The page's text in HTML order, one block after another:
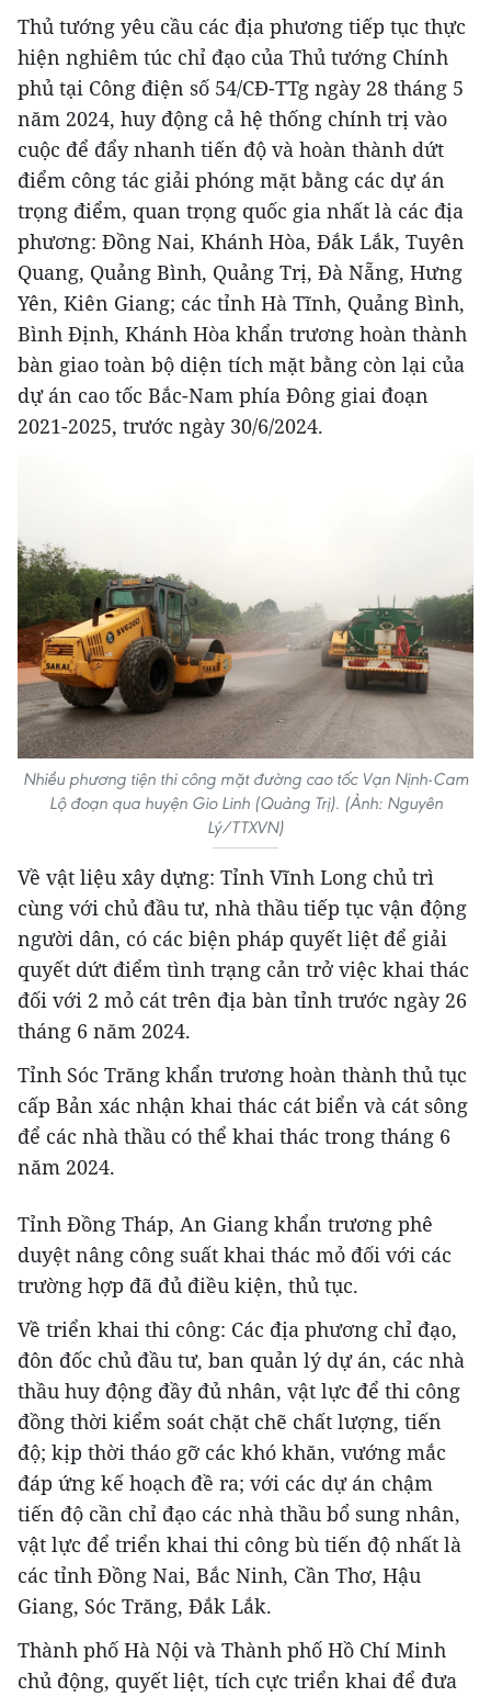
Thủ tướng yêu cầu các địa phương tiếp tục thực
hiện nghiêm túc chỉ đạo của Thủ tướng Chính
phủ tại Công điện số 54/CĐ-TTg ngày 28 tháng 5
năm 2024, huy động cả hệ thống chính trị vào
cuộc để đẩy nhanh tiến độ và hoàn thành dứt
điểm công tác giải phóng mặt bằng các dự án
trọng điểm, quan trọng quốc gia nhất là các địa
phương: Đồng Nai, Khánh Hòa, Đắk Lắk, Tuyên
Quang, Quảng Bình, Quảng Trị, Đà Nẵng, Hưng
Yên, Kiên Giang; các tỉnh Hà Tĩnh, Quảng Bình,
Bình Định, Khánh Hòa khẩn trương hoàn thành
bàn giao toàn bộ diện tích mặt bằng còn lại của
dự án cao tốc Bắc-Nam phía Đông giai đoạn
2021-2025, trước ngày 30/6/2024.
Nhiều phương tiện thi công mặt đường cao tốc Vạn Nịnh-Cam
Lộ đoạn qua huyện Gio Linh (Quảng Trị). (Ảnh: Nguyên
Lý/TTXVN)
Về vật liệu xây dựng: Tỉnh Vĩnh Long chủ trì
cùng với chủ đầu tư, nhà thầu tiếp tục vận động
người dân, có các biện pháp quyết liệt để giải
quyết dứt điểm tình trạng cản trở việc khai thác
đối với 2 mỏ cát trên địa bàn tỉnh trước ngày 26
tháng 6 năm 2024.
Tỉnh Sóc Trăng khẩn trương hoàn thành thủ tục
cấp Bản xác nhận khai thác cát biển và cát sông
để các nhà thầu có thể khai thác trong tháng 6
năm 2024.
Tỉnh Đồng Tháp, An Giang khẩn trương phê
duyệt nâng công suất khai thác mỏ đối với các
trường hợp đã đủ điều kiện, thủ tục.
Về triển khai thi công: Các địa phương chỉ đạo,
đôn đốc chủ đầu tư, ban quản lý dự án, các nhà
thầu huy động đầy đủ nhân, vật lực để thi công
đồng thời kiểm soát chặt chẽ chất lượng, tiến
độ; kịp thời tháo gỡ các khó khăn, vướng mắc
đáp ứng kế hoạch đề ra; với các dự án chậm
tiến độ cần chỉ đạo các nhà thầu bổ sung nhân,
vật lực để triển khai thi công bù tiến độ nhất là
các tỉnh Đồng Nai, Bắc Ninh, Cần Thơ, Hậu
Giang, Sóc Trăng, Đắk Lắk.
Thành phố Hà Nội và Thành phố Hồ Chí Minh
chủ động, quyết liệt, tích cực triển khai để đưa